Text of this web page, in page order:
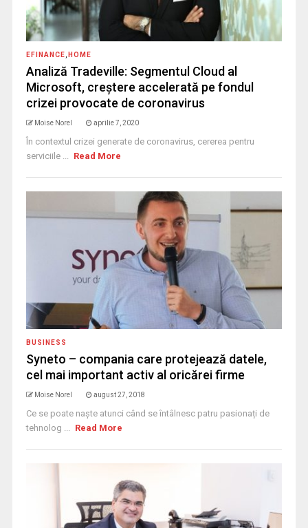
EFINANCE HOME
Analiză Tradeville: Segmentul Cloud al
Microsoft, creștere accelerată pe fondul
crizei provocate de coronavirus
Moise Norel aprilie 7, 2020
În contextul crizei generate de coronavirus, cererea pentru
serviciile ... Read More
BUSINESS
Syneto – compania care protejează datele,
cel mai important activ al oricărei firme
Moise Norel august 27, 2018
Ce se poate naște atunci când se întâlnesc patru pasionați de
tehnolog ... Read More